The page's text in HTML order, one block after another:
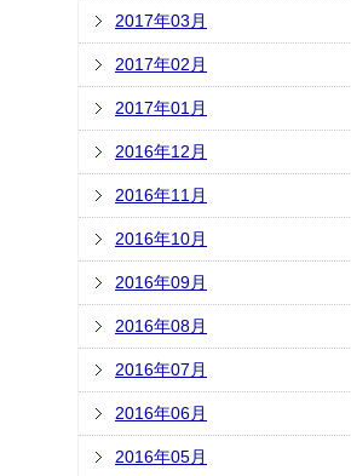
2017年03月
2017年02月
2017年01月
2016年12月
2016年11月
2016年10月
2016年09月
2016年08月
2016年07月
2016年06月
2016年05月